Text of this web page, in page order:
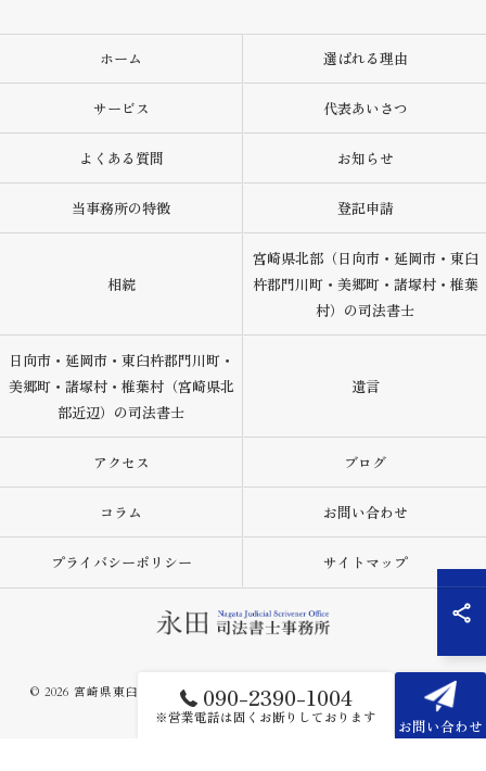
090-2390-1004
※営業電話は固くお断りしております お問い合わせ
ホーム 選ばれる理由
サービス 代表あいさつ
よくある質問 お知らせ
当事務所の特徴 登記申請
相続
宮崎県北部（日向市・延岡市・東臼
杵郡門川町・美郷町・諸塚村・椎葉
村）の司法書士
日向市・延岡市・東臼杵郡門川町・
美郷町・諸塚村・椎葉村（宮崎県北
部近辺）の司法書士
遺言
アクセス ブログ
コラム お問い合わせ
プライバシーポリシー サイトマップ
© 2026 宮崎県東臼杵郡の司法書士なら永田司法書士事務所 ALL RIGHTS
RESERVED.